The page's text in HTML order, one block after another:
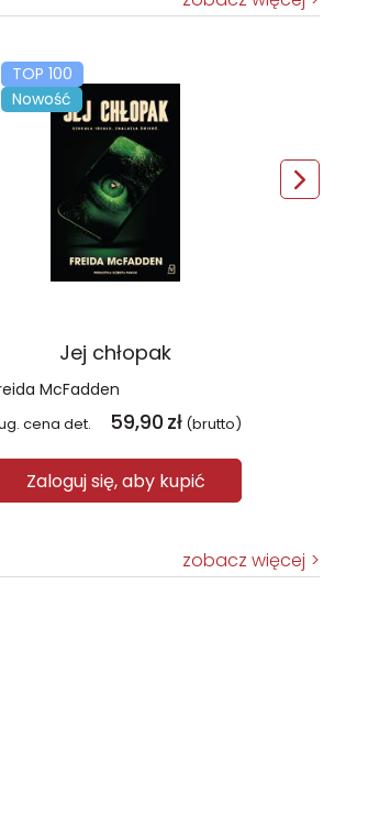
TOP 100
Nowość
Jej chłopak
McFadden
cena det. 59,90 zł (brutto)
Zaloguj się, aby kupić
zobacz więcej